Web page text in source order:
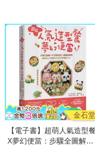
金石堂
【電子書】超萌人氣造型餐
X夢幻便當：步驟全圖解X